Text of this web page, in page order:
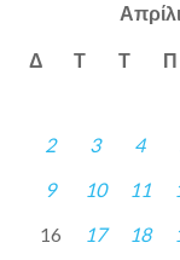
Δ Τ Τ Π
2
3 4
9
10 11
16
17 18